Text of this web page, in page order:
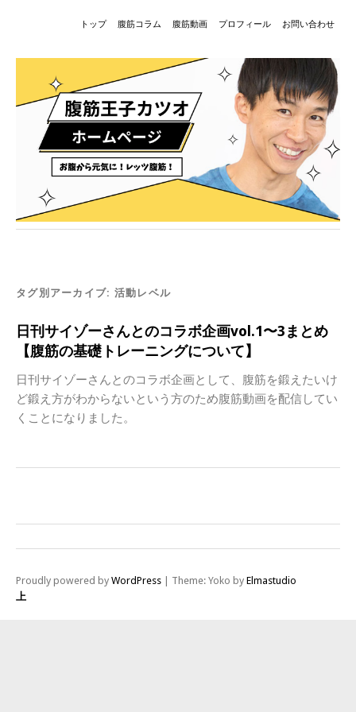
トップ 腹筋コラム 腹筋動画 プロフィール お問い合わせ
タグ別アーカイブ: 活動レベル
日刊サイゾーさんとのコラボ企画vol.1〜3まとめ
【腹筋の基礎トレーニングについて】
日刊サイゾーさんとのコラボ企画として、腹筋を鍛えたいけ
ど鍛え方がわからないという方のため腹筋動画を配信してい
くことになりました。
Proudly powered by WordPress Theme: Yoko by Elmastudio
上